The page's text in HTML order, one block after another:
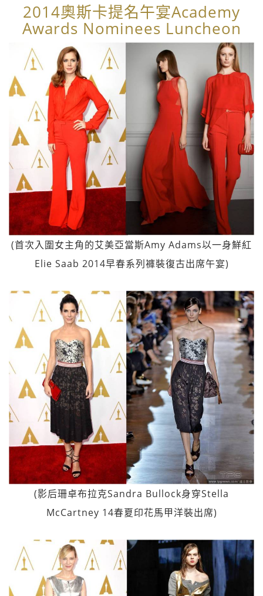
2014奧斯卡提名午宴Academy
Awards Nominees Luncheon
(首次入圍女主角的艾美亞當斯Amy Adams以一身鮮紅
Elie Saab 2014早春系列褲裝復古出席午宴)
(影后珊卓布拉克Sandra Bullock身穿Stella
McCartney 14春夏印花馬甲洋裝出席)